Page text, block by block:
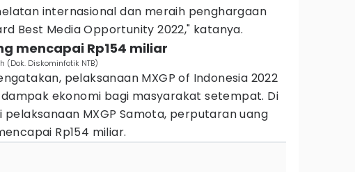
internasional dan meraih penghargaan
Best Media Opportunity 2022," katanya.
mencapai Rp154 miliar
(Dok. Diskominfotik NTB)
pelaksanaan MXGP of Indonesia 2022
ekonomi bagi masyarakat setempat. Di
pelaksanaan MXGP Samota, perputaran uang
Rp154 miliar.